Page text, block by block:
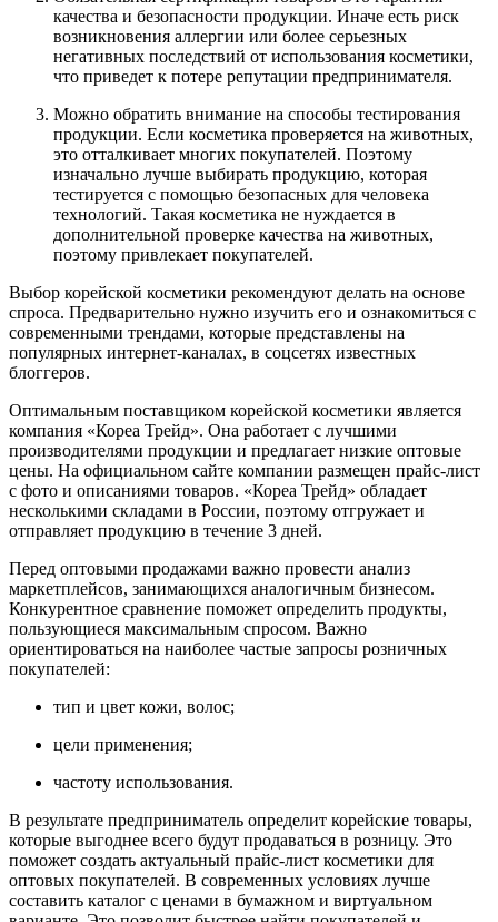
качества и безопасности продукции. Иначе есть риск
возникновения аллергии или более серьезных
негативных последствий от использования косметики,
что приведет к потере репутации предпринимателя.
Можно обратить внимание на способы тестирования
продукции. Если косметика проверяется на животных,
это отталкивает многих покупателей. Поэтому
изначально лучше выбирать продукцию, которая
тестируется с помощью безопасных для человека
технологий. Такая косметика не нуждается в
дополнительной проверке качества на животных,
поэтому привлекает покупателей.
Выбор корейской косметики рекомендуют делать на основе
спроса. Предварительно нужно изучить его и ознакомиться с
современными трендами, которые представлены на
популярных интернет-каналах, в соцсетях известных
блоггеров.
Оптимальным поставщиком корейской косметики является
компания «Кореа Трейд». Она работает с лучшими
производителями продукции и предлагает низкие оптовые
цены. На официальном сайте компании размещен прайс-лист
с фото и описаниями товаров. «Кореа Трейд» обладает
несколькими складами в России, поэтому отгружает и
отправляет продукцию в течение 3 дней.
Перед оптовыми продажами важно провести анализ
маркетплейсов, занимающихся аналогичным бизнесом.
Конкурентное сравнение поможет определить продукты,
пользующиеся максимальным спросом. Важно
ориентироваться на наиболее частые запросы розничных
покупателей:
тип и цвет кожи, волос;
цели применения;
частоту использования.
В результате предприниматель определит корейские товары,
которые выгоднее всего будут продаваться в розницу. Это
поможет создать актуальный прайс-лист косметики для
оптовых покупателей. В современных условиях лучше
составить каталог с ценами в бумажном и виртуальном